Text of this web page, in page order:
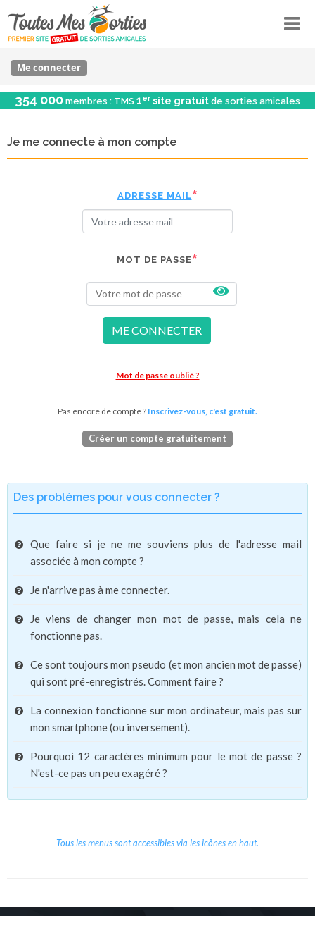
Me connecter
354 000 membres : TMS 1er site gratuit de sorties amicales
Je me connecte à mon compte
ADRESSE MAIL
MOT DE PASSE
ME CONNECTER
Mot de passe oublié ?
Pas encore de compte ? Inscrivez-vous, c'est gratuit.
Créer un compte gratuitement
Des problèmes pour vous connecter ?
Que faire si je ne me souviens plus de l'adresse mail
associée à mon compte ?
Je n'arrive pas à me connecter.
Je viens de changer mon mot de passe, mais cela ne
fonctionne pas.
Ce sont toujours mon pseudo (et mon ancien mot de passe)
qui sont pré-enregistrés. Comment faire ?
La connexion fonctionne sur mon ordinateur, mais pas sur
mon smartphone (ou inversement).
Pourquoi 12 caractères minimum pour le mot de passe ?
N'est-ce pas un peu exagéré ?
Tous les menus sont accessibles via les icônes en haut.